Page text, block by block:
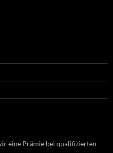
eine Prämie bei qualifizierten